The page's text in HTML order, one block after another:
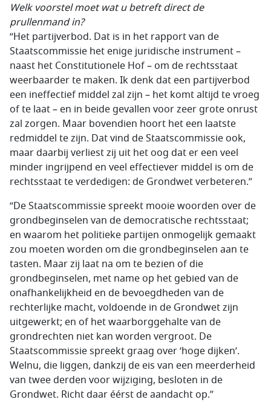
Welk voorstel moet wat u betreft direct de
prullenmand in?
“Het partijverbod. Dat is in het rapport van de
Staatscommissie het enige juridische instrument –
naast het Constitutionele Hof – om de rechtsstaat
weerbaarder te maken. Ik denk dat een partijverbod
een ineffectief middel zal zijn – het komt altijd te vroeg
of te laat – en in beide gevallen voor zeer grote onrust
zal zorgen. Maar bovendien hoort het een laatste
redmiddel te zijn. Dat vind de Staatscommissie ook,
maar daarbij verliest zij uit het oog dat er een veel
minder ingrijpend en veel effectiever middel is om de
rechtsstaat te verdedigen: de Grondwet verbeteren.”
“De Staatscommissie spreekt mooie woorden over de
grondbeginselen van de democratische rechtsstaat;
en waarom het politieke partijen onmogelijk gemaakt
zou moeten worden om die grondbeginselen aan te
tasten. Maar zij laat na om te bezien of die
grondbeginselen, met name op het gebied van de
onafhankelijkheid en de bevoegdheden van de
rechterlijke macht, voldoende in de Grondwet zijn
uitgewerkt; en of het waarborggehalte van de
grondrechten niet kan worden vergroot. De
Staatscommissie spreekt graag over ‘hoge dijken’.
Welnu, die liggen, dankzij de eis van een meerderheid
van twee derden voor wijziging, besloten in de
Grondwet. Richt daar éérst de aandacht op.”